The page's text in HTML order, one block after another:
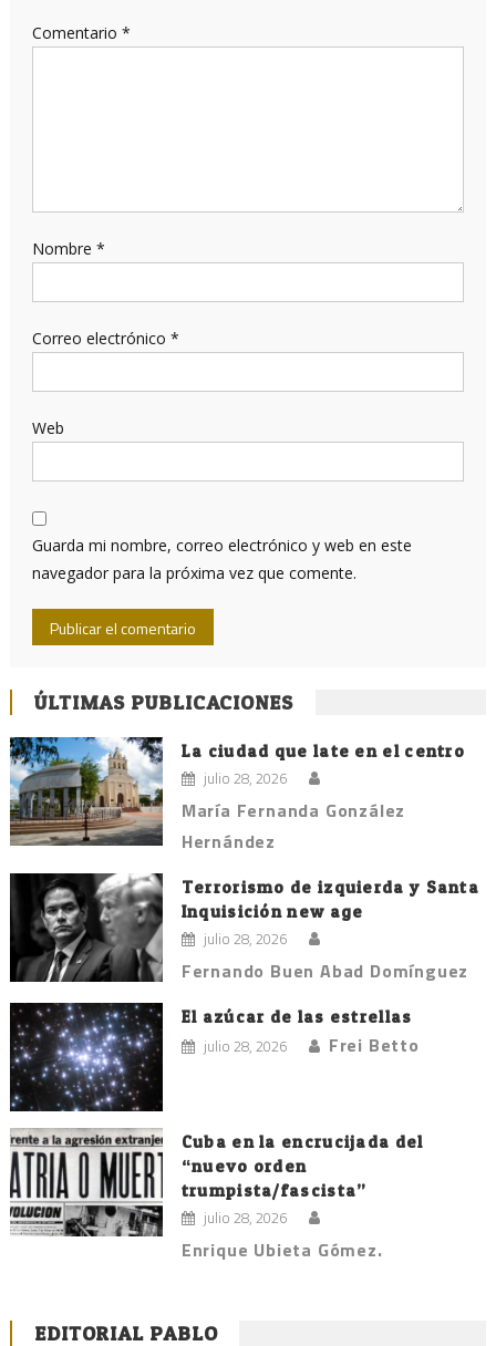
Comentario *
Nombre *
Correo electrónico *
Web
Guarda mi nombre, correo electrónico y web en este
navegador para la próxima vez que comente.
ÚLTIMAS PUBLICACIONES
La ciudad que late en el centro
julio 28, 2026
María Fernanda González
Hernández
Terrorismo de izquierda y Santa
Inquisición new age
julio 28, 2026
Fernando Buen Abad Domínguez
El azúcar de las estrellas
julio 28, 2026 Frei Betto
Cuba en la encrucijada del
“nuevo orden
trumpista/fascista”
julio 28, 2026
Enrique Ubieta Gómez.
EDITORIAL PABLO